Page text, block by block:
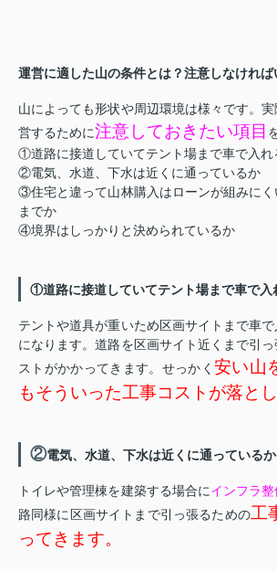
運営に適した山の条件とは？注意しなければ
山によっても形状や周辺環境は様々です。
営するために注意しておきたい項目
①道路に接道していてテント場まで車で入れ
②電気、水道、下水は近くに通っているか
③住宅と違って山林購入はローンが組みにく
までか
④境界はしっかりと決められているか
①道路に接道していてテント場まで車で入
テントや道具が重いため区画サイトまで車
になります。道路を区画サイト近くまで引
ストがかかってきます。せっかく 安い山
もそういった工事コストが落と
②電気、水道、下水は近くに通っているか
トイレや管理棟を建築する場合にインフラ
路同様に区画サイトまで引っ張るための工
ってきます。